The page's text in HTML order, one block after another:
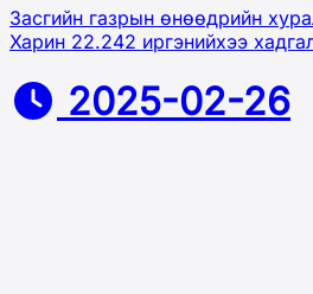
Засгийн газрын өнөөдрийн
Харин 22.242 иргэнийхээ
2025-02-26